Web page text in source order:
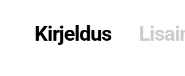
Kirjeldus